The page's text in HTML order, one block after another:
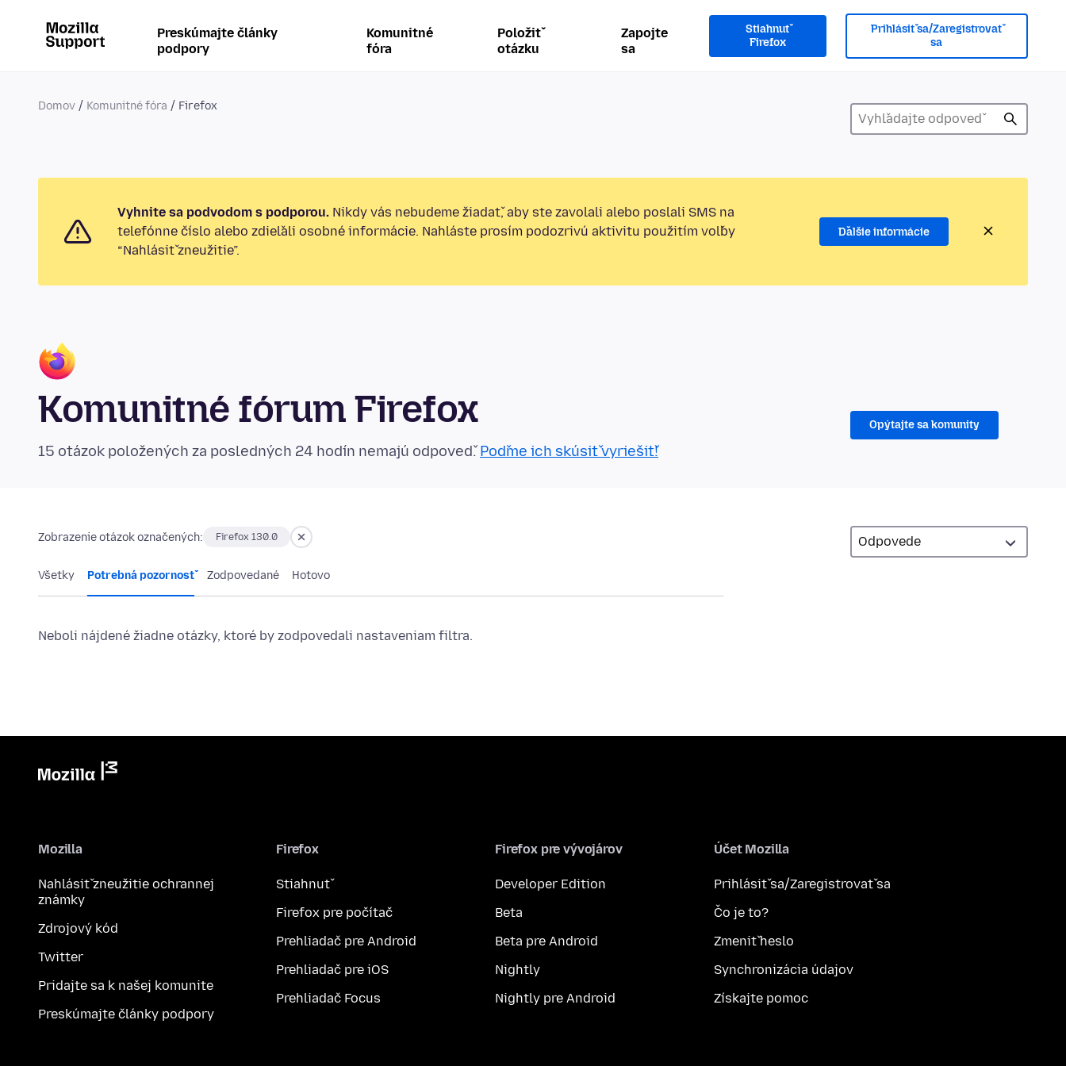
Preskúmajte články
podpory
Komunitné
fóra
Položiť
otázku
Zapojte
sa
Stiahnuť
Firefox
Prihlásiť sa/Zaregistrovať
sa
Domov Komunitné fóra Firefox
Vyhnite sa podvodom s podporou. Nikdy vás nebudeme žiadať, aby ste zavolali alebo poslali SMS na
telefónne číslo alebo zdieľali osobné informácie. Nahláste prosím podozrivú aktivitu použitím voľby
“Nahlásiť zneužitie”.
Ďalšie informácie
Komunitné fórum Firefox
15 otázok položených za posledných 24 hodín nemajú odpoveď.Poďme ich skúsiť vyriešiť!
Opýtajte sa komunity
Zobrazenie otázok označených: Firefox 130.0
Všetky Potrebná pozornosť Zodpovedané Hotovo
Neboli nájdené žiadne otázky, ktoré by zodpovedali nastaveniam filtra.
Mozilla
Nahlásiť zneužitie ochrannej
známky
Zdrojový kód
Twitter
Pridajte sa k našej komunite
Preskúmajte články podpory
Firefox
Stiahnuť
Firefox pre počítač
Prehliadač pre Android
Prehliadač pre iOS
Prehliadač Focus
Firefox pre vývojárov
Developer Edition
Beta
Beta pre Android
Nightly
Nightly pre Android
Účet Mozilla
Prihlásiť sa/Zaregistrovať sa
Čo je to?
Zmeniť heslo
Synchronizácia údajov
Získajte pomoc